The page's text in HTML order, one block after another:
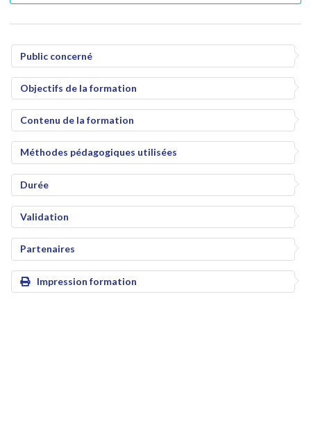
Public concerné
Objectifs de la formation
Contenu de la formation
Méthodes pédagogiques utilisées
Durée
Validation
Partenaires
Impression formation